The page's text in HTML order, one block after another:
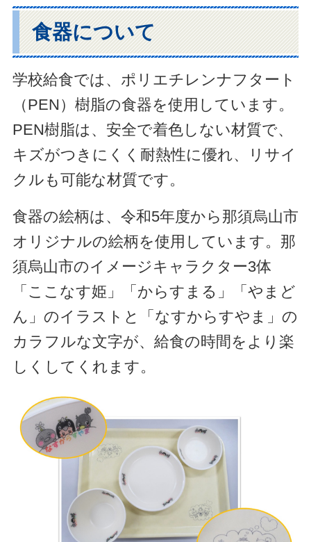
食器について
学校給食では、ポリエチレンナフタート
（PEN）樹脂の食器を使用しています。
PEN樹脂は、安全で着色しない材質で、
キズがつきにくく耐熱性に優れ、リサイ
クルも可能な材質です。
食器の絵柄は、令和5年度から那須烏山市
オリジナルの絵柄を使用しています。那
須烏山市のイメージキャラクター3体
「ここなす姫」「からすまる」「やまど
ん」のイラストと「なすからすやま」の
カラフルな文字が、給食の時間をより楽
しくしてくれます。